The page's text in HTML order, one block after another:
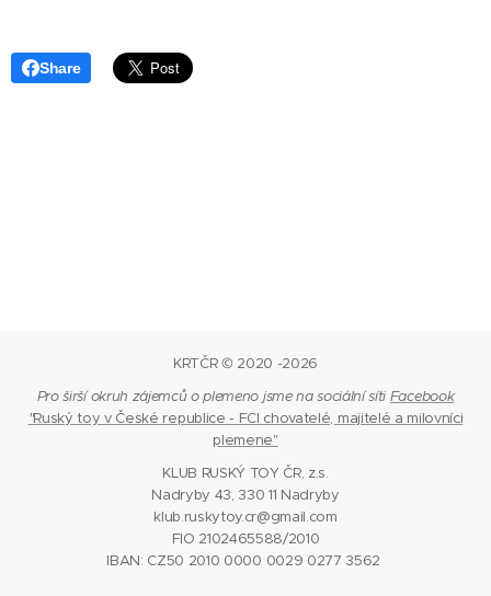
Share
KRTČR © 2020 -2026
Pro širší okruh zájemců o plemeno jsme na sociální síti Facebook
"Ruský toy v České republice - FCI chovatelé, majitelé a milovníci
plemene"
KLUB RUSKÝ TOY ČR, z.s.
Nadryby 43, 330 11 Nadryby
klub.ruskytoy.cr@gmail.com
FIO 2102465588/2010
IBAN: CZ50 2010 0000 0029 0277 3562